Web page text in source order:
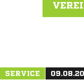
SERVICE